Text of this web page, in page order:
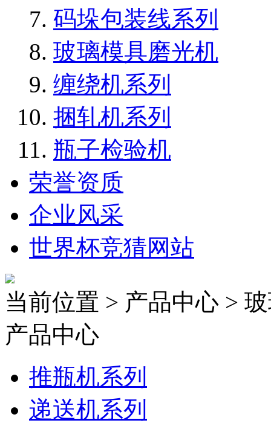
码垛包装线系列
玻璃模具磨光机
缠绕机系列
捆轧机系列
瓶子检验机
荣誉资质
企业风采
世界杯竞猜网站
当前位置 > 产品中心 >
产品中心
推瓶机系列
递送机系列